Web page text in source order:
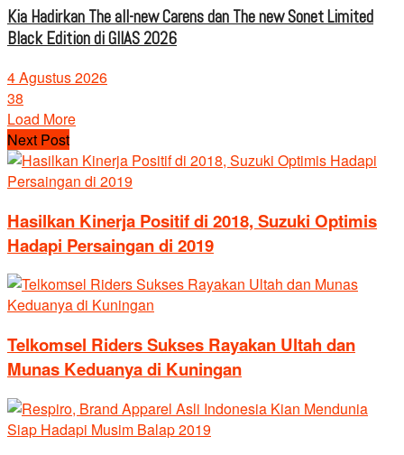
Kia Hadirkan The all-new Carens dan The new Sonet Limited
Black Edition di GIIAS 2026
4 Agustus 2026
38
Load More
Next Post
Hasilkan Kinerja Positif di 2018, Suzuki Optimis
Hadapi Persaingan di 2019
Telkomsel Riders Sukses Rayakan Ultah dan
Munas Keduanya di Kuningan